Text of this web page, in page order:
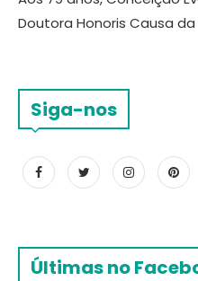
Doutora Honoris Causa da
Siga-nos
Últimas no